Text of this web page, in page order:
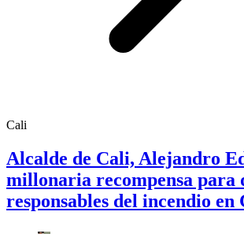
Cali
Alcalde de Cali, Alejandro
millonaria recompensa para
responsables del incendio en